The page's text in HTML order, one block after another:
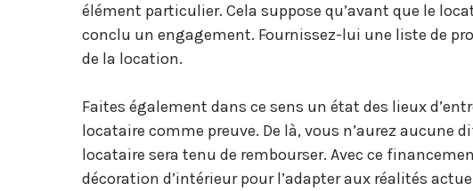
élément particulier. Cela suppose qu’avant que le
conclu un engagement. Fournissez-lui une liste de
de la location.
Faites également dans ce sens un état des lieux
locataire comme preuve. De là, vous n’aurez aucune
locataire sera tenu de rembourser. Avec ce
décoration d’intérieur pour l’adapter aux réalités